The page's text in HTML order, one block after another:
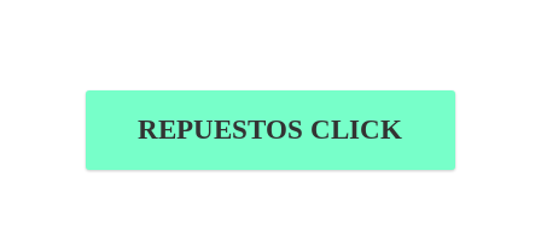
REPUESTOS CLICK